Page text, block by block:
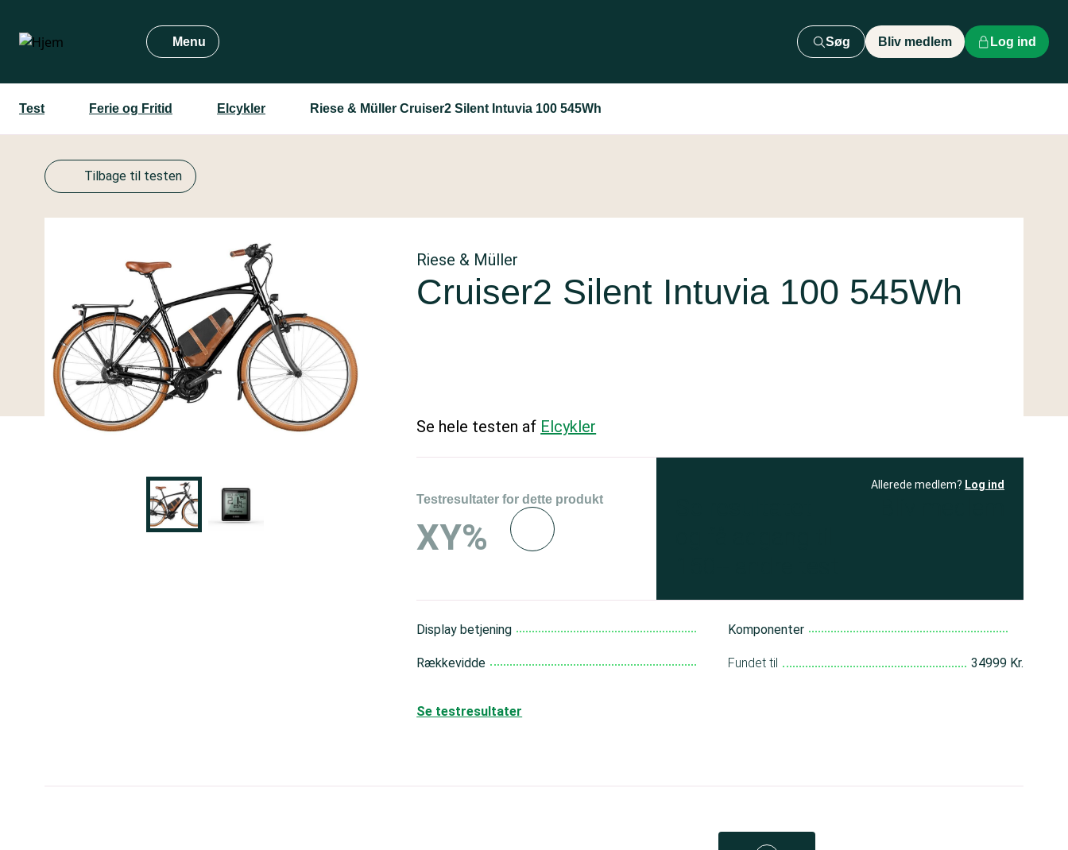
hovedindhold
Menu Søg Bliv medlem Log ind
Test Ferie og Fritid Elcykler Riese & Müller Cruiser2 Silent Intuvia 100 545Wh
Tilbage til testen
Riese & Müller
Cruiser2 Silent Intuvia 100 545Wh
Se hele testen af Elcykler
Testresultater for dette produkt
XY%
Allerede medlem? Log ind
Display betjening
Rækkevidde
Komponenter
Fundet til 34999 Kr.
Se testresultater